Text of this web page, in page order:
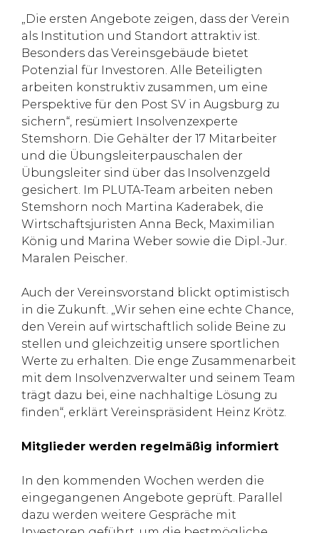
„Die ersten Angebote zeigen, dass der Verein
als Institution und Standort attraktiv ist.
Besonders das Vereinsgebäude bietet
Potenzial für Investoren. Alle Beteiligten
arbeiten konstruktiv zusammen, um eine
Perspektive für den Post SV in Augsburg zu
sichern“, resümiert Insolvenzexperte
Stemshorn. Die Gehälter der 17 Mitarbeiter
und die Übungsleiterpauschalen der
Übungsleiter sind über das Insolvenzgeld
gesichert. Im PLUTA-Team arbeiten neben
Stemshorn noch Martina Kaderabek, die
Wirtschaftsjuristen Anna Beck, Maximilian
König und Marina Weber sowie die Dipl.-Jur.
Maralen Peischer.
Auch der Vereinsvorstand blickt optimistisch
in die Zukunft. „Wir sehen eine echte Chance,
den Verein auf wirtschaftlich solide Beine zu
stellen und gleichzeitig unsere sportlichen
Werte zu erhalten. Die enge Zusammenarbeit
mit dem Insolvenzverwalter und seinem Team
trägt dazu bei, eine nachhaltige Lösung zu
finden“, erklärt Vereinspräsident Heinz Krötz.
Mitglieder werden regelmäßig informiert
In den kommenden Wochen werden die
eingegangenen Angebote geprüft. Parallel
dazu werden weitere Gespräche mit